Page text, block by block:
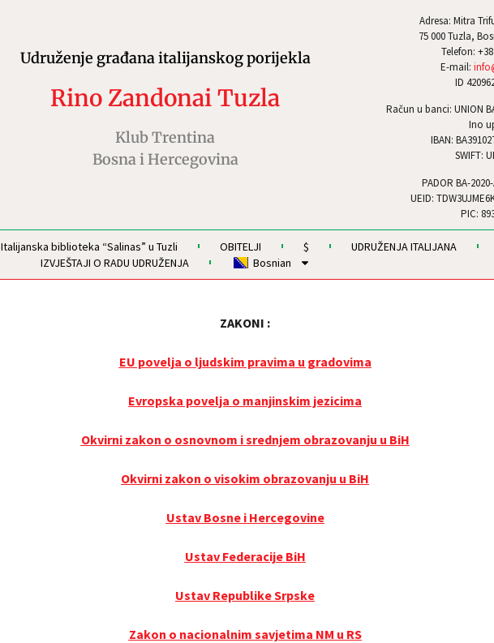
Udruženje građana italijanskog porijekla
Rino Zandonai Tuzla
Klub Trentina
Bosna i Hercegovina
Adresa: Mitra
75 000 Tuzla,
Telefon:
E-mail:
ID
Račun u banci: UNION
Ino
IBAN:
SWIFT:
PADOR BA-
UEID:
PIC:
Italijanska biblioteka “Salinas” u Tuzli OBITELJI $ UDRUŽENJA ITALIJANA
IZVJEŠTAJI O RADU UDRUŽENJA
Bosnian
ZAKONI :
EU povelja o ljudskim pravima u gradovima
Evropska povelja o manjinskim jezicima
Okvirni zakon o osnovnom i srednjem obrazovanju u BiH
Okvirni zakon o visokim obrazovanju u BiH
Ustav Bosne i Hercegovine
Ustav Federacije BiH
Ustav Republike Srpske
Zakon o nacionalnim savjetima NM u RS